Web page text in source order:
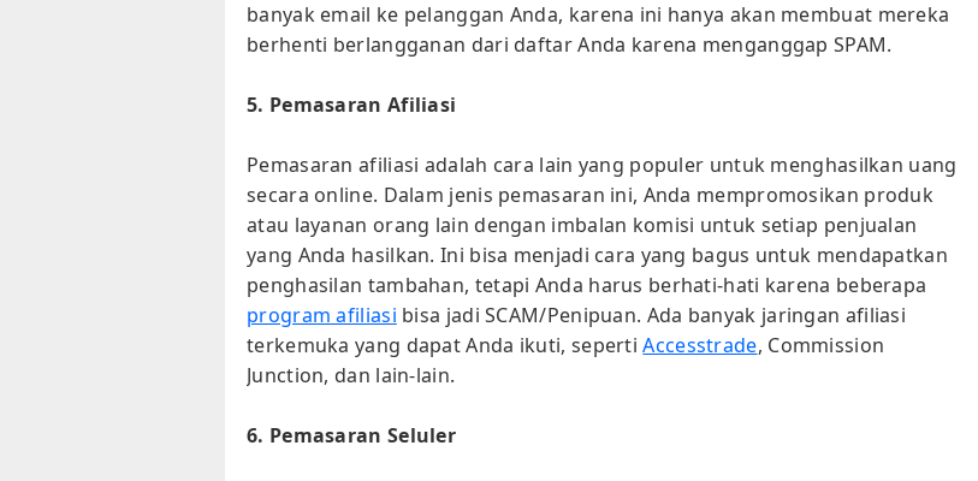
banyak email ke pelanggan Anda, karena ini hanya akan membuat mereka
berhenti berlangganan dari daftar Anda karena menganggap SPAM.
5. Pemasaran Afiliasi
Pemasaran afiliasi adalah cara lain yang populer untuk menghasilkan uang
secara online. Dalam jenis pemasaran ini, Anda mempromosikan produk
atau layanan orang lain dengan imbalan komisi untuk setiap penjualan
yang Anda hasilkan. Ini bisa menjadi cara yang bagus untuk mendapatkan
penghasilan tambahan, tetapi Anda harus berhati-hati karena beberapa
program afiliasi bisa jadi SCAM/Penipuan. Ada banyak jaringan afiliasi
terkemuka yang dapat Anda ikuti, sepertiAccesstrade, Commission
Junction, dan lain-lain.
6. Pemasaran Seluler